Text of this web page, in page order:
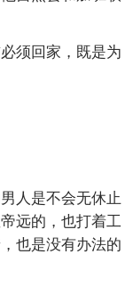
须回家，既是为
人是不会无休止
远的，也打着工
也是没有办法的